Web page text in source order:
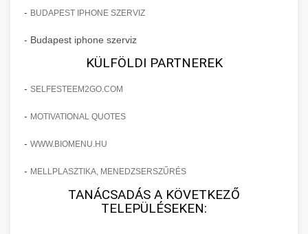
- BUDAPEST IPHONE SZERVIZ
- Budapest iphone szerviz
KÜLFÖLDI PARTNEREK
- SELFESTEEM2GO.COM
- MOTIVATIONAL QUOTES
- WWW.BIOMENU.HU
- MELLPLASZTIKA, MENEDZSERSZŰRÉS
TANÁCSADÁS A KÖVETKEZŐ
TELEPÜLÉSEKEN: